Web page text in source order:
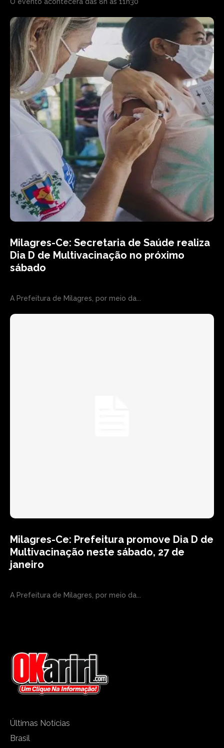
Milagres-Ce: Secretaria de Saúde realiza
Dia D de Multivacinação no próximo
sábado
A Prefeitura de Milagres, por meio da...
Milagres-Ce: Prefeitura promove Dia D de
Multivacinação neste sábado, 27 de
janeiro
A Prefeitura de Milagres, por meio da...
Últimas Notícias
Brasil